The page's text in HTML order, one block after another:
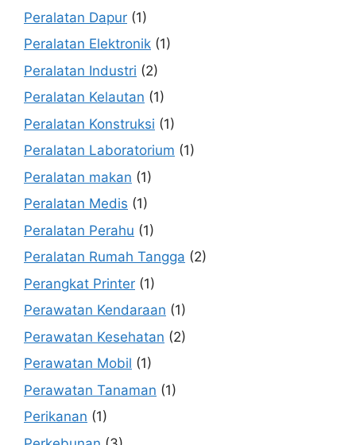
Peralatan Dapur (1)
Peralatan Elektronik (1)
Peralatan Industri (2)
Peralatan Kelautan (1)
Peralatan Konstruksi (1)
Peralatan Laboratorium (1)
Peralatan makan (1)
Peralatan Medis (1)
Peralatan Perahu (1)
Peralatan Rumah Tangga (2)
Perangkat Printer (1)
Perawatan Kendaraan (1)
Perawatan Kesehatan (2)
Perawatan Mobil (1)
Perawatan Tanaman (1)
Perikanan (1)